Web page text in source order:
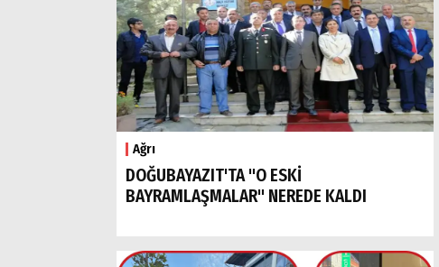
Ağrı
DOĞUBAYAZIT'TA "O ESKİ
BAYRAMLAŞMALAR" NEREDE KALDI